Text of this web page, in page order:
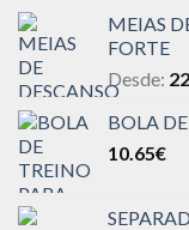
MEIAS
FORTE
Desde:
BOLA
10.65€